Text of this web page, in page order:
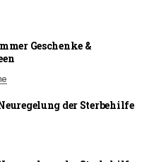
Geschenke &
der Sterbehilfe